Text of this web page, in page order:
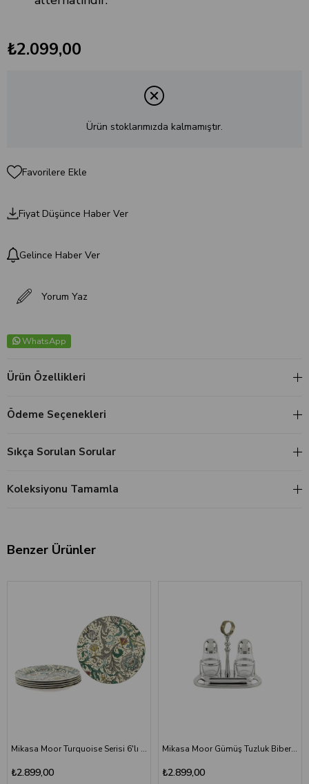
₺2.099,00
Ürün stoklarımızda kalmamıştır.
Favorilere Ekle
Fiyat Düşünce Haber Ver
Gelince Haber Ver
Yorum Yaz
WhatsApp
Ürün Özellikleri
Ödeme Seçenekleri
Sıkça Sorulan Sorular
Koleksiyonu Tamamla
Benzer Ürünler
Mikasa Moor Turquoise Serisi 6'lı Porselen Servis Tabağı 27 cm - Luxury Yemek Tabağı Seti
₺2.899,00
Mikasa Moor Gümüş Tuzluk Biberlik Seti 17x9x16 cm - Lüks Masaüstü Baharat Seti
₺2.899,00